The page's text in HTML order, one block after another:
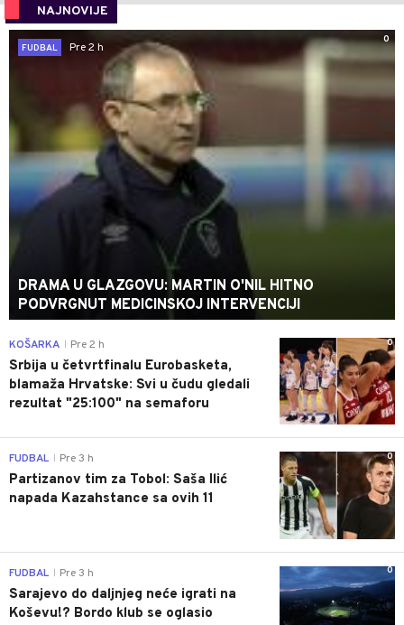
NAJNOVIJE
0
FUDBAL
Pre 2 h
DRAMA U GLAZGOVU: MARTIN O'NIL HITNO
PODVRGNUT MEDICINSKOJ INTERVENCIJI
0
KOŠARKA Pre 2 h
Srbija u četvrtfinalu Eurobasketa,
blamaža Hrvatske: Svi u čudu gledali
rezultat "25:100" na semaforu
0
FUDBAL Pre 3 h
Partizanov tim za Tobol: Saša Ilić
napada Kazahstance sa ovih 11
0
FUDBAL Pre 3 h
Sarajevo do daljnjeg neće igrati na
Koševu!? Bordo klub se oglasio